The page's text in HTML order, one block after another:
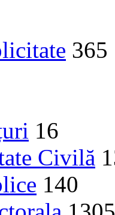
365
16
Civilă
140